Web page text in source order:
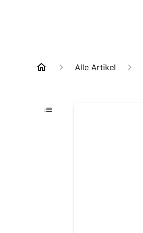
Alle Artikel